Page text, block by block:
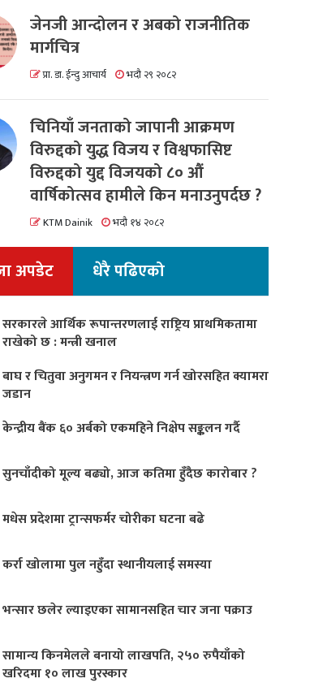
जेनजी आन्दोलन र अबको राजनीतिक
मार्गचित्र
प्रा. डा. ईन्दु आचार्य भदौ २९ २०८२
चिनियाँ जनताको जापानी आक्रमण
विरुद्दको युद्ध विजय र विश्वफासिष्ट
विरुद्दको युद्द विजयको ८० औं
वार्षिकोत्सव हामीले किन मनाउनुपर्दछ ?
KTM Dainik भदौ १४ २०८२
अपडेट धेरै पढिएको
सरकारले आर्थिक रूपान्तरणलाई राष्ट्रिय प्राथमिकतामा
राखेको छ : मन्त्री खनाल
बाघ र चितुवा अनुगमन र नियन्त्रण गर्न खोरसहित क्यामरा
जडान
केन्द्रीय बैंक ६० अर्बको एकमहिने निक्षेप सङ्कलन गर्दै
सुनचाँदीको मूल्य बढ्यो, आज कतिमा हुँदैछ कारोबार ?
मधेस प्रदेशमा ट्रान्सफर्मर चोरीका घटना बढे
कर्रा खोलामा पुल नहुँदा स्थानीयलाई समस्या
भन्सार छलेर ल्याइएका सामानसहित चार जना पक्राउ
सामान्य किनमेलले बनायो लाखपति, २५० रुपैयाँको
खरिदमा १० लाख पुरस्कार